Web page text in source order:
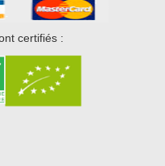
certifiés :